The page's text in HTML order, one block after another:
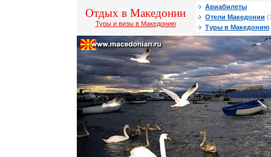
Отдых в Македонии
Туры и визы в Македонию
Авиабилеты
Отели Македонии
Туры в Македонию